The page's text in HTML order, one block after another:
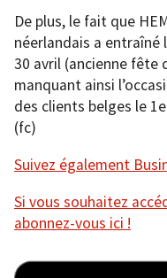
De plus, le fait que
néerlandais a
30 avril (ancienne fête
manquant ainsi
des clients belges le
(fc)
Suivez également
Si vous souhaitez
abonnez-vous ici !